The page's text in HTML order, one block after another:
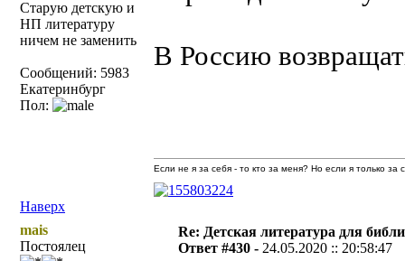
Старую детскую и
НП литературу
ничем не заменить
Сообщений: 5983
Екатеринбург
Пол:
В Россию
Наверх
Если не я за себя - то кто за меня? Но если я только
mais
Постоялец
Re: Детская литература для
Ответ #430 - 24.05.2020 :: 20:58:47